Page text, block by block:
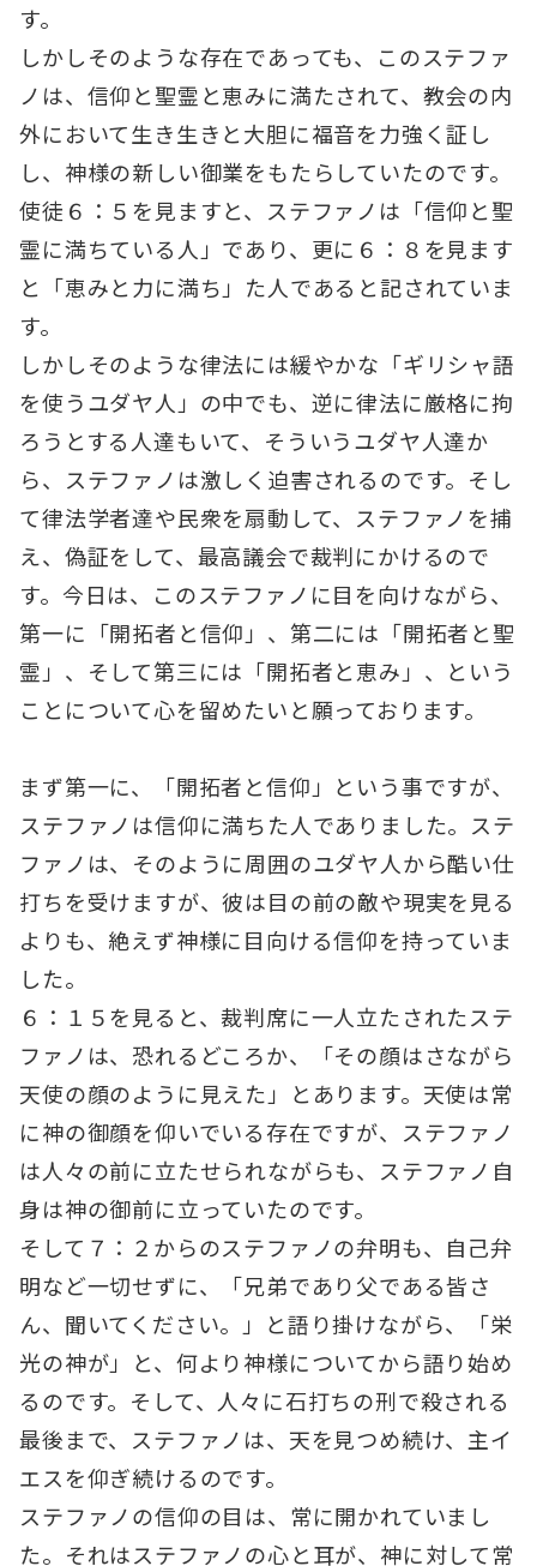
す。
しかしそのような存在であっても、このステファ
ノは、信仰と聖霊と恵みに満たされて、教会の内
外において生き生きと大胆に福音を力強く証し
し、神様の新しい御業をもたらしていたのです。
使徒６：５を見ますと、ステファノは「信仰と聖
霊に満ちている人」であり、更に６：８を見ます
と「恵みと力に満ち」た人であると記されていま
す。
しかしそのような律法には緩やかな「ギリシャ語
を使うユダヤ人」の中でも、逆に律法に厳格に拘
ろうとする人達もいて、そういうユダヤ人達か
ら、ステファノは激しく迫害されるのです。そし
て律法学者達や民衆を扇動して、ステファノを捕
え、偽証をして、最高議会で裁判にかけるので
す。今日は、このステファノに目を向けながら、
第一に「開拓者と信仰」、第二には「開拓者と聖
霊」、そして第三には「開拓者と恵み」、という
ことについて心を留めたいと願っております。
まず第一に、「開拓者と信仰」という事ですが、
ステファノは信仰に満ちた人でありました。ステ
ファノは、そのように周囲のユダヤ人から酷い仕
打ちを受けますが、彼は目の前の敵や現実を見る
よりも、絶えず神様に目向ける信仰を持っていま
した。
６：１５を見ると、裁判席に一人立たされたステ
ファノは、恐れるどころか、「その顔はさながら
天使の顔のように見えた」とあります。天使は常
に神の御顔を仰いでいる存在ですが、ステファノ
は人々の前に立たせられながらも、ステファノ自
身は神の御前に立っていたのです。
そして７：２からのステファノの弁明も、自己弁
明など一切せずに、「兄弟であり父である皆さ
ん、聞いてください。」と語り掛けながら、「栄
光の神が」と、何より神様についてから語り始め
るのです。そして、人々に石打ちの刑で殺される
最後まで、ステファノは、天を見つめ続け、主イ
エスを仰ぎ続けるのです。
ステファノの信仰の目は、常に開かれていまし
た。それはステファノの心と耳が、神に対して常